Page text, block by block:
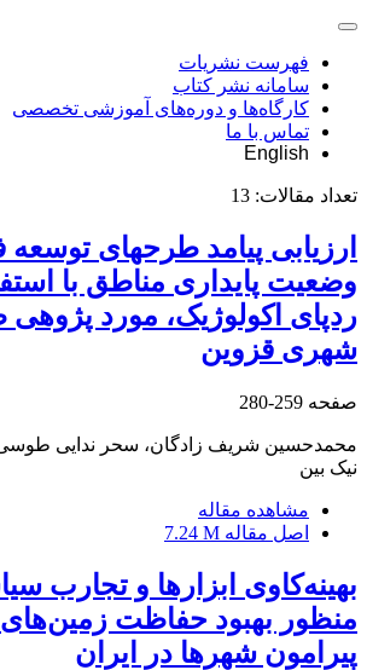
فهرست نشریات
سامانه نشر کتاب
کارگاه‌ها و دوره‌های آموزشی تخصصی
تماس با ما
English
تعداد مقالات: 13
ارزیابی پیامد طرحهای توسعه
وضعیت پایداری مناطق با
ردپای اکولوژیک، مورد
شهری قزوین
صفحه 259-280
محمدحسین شریف زادگان، سحر ندایی طوسی،
نیک بین
مشاهده مقاله
اصل مقاله 7.24 M
بهینه‌کاوی ابزارها و تجارب
منظور بهبود حفاظت
پیرامون شهرها در ایران